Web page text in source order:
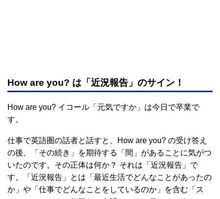
How are you? は「近況報告」のサイン！
How are you? イコール「元気ですか」は今日で卒業で
す。
仕事で英語圏の話者と話すと、How are you? の受け答え
の後、「その続き」を期待する「間」があることに気がつ
いたのです。その正体は何か？ それは「近況報告」で
す。「近況報告」とは「最近生活でどんなことがあったの
か」や「仕事でどんなことをしているのか」を含む「ス